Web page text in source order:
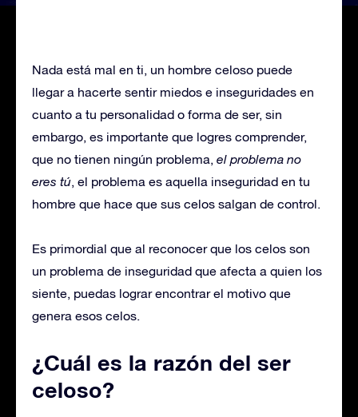
Nada está mal en ti, un hombre celoso puede
llegar a hacerte sentir miedos e inseguridades en
cuanto a tu personalidad o forma de ser, sin
embargo, es importante que logres comprender,
que no tienen ningún problema, el problema no
eres tú, el problema es aquella inseguridad en tu
hombre que hace que sus celos salgan de control.
Es primordial que al reconocer que los celos son
un problema de inseguridad que afecta a quien los
siente, puedas lograr encontrar el motivo que
genera esos celos.
¿Cuál es la razón del ser
celoso?